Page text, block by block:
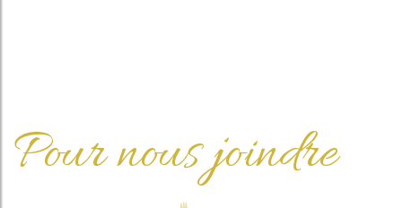
Pour nous joindre